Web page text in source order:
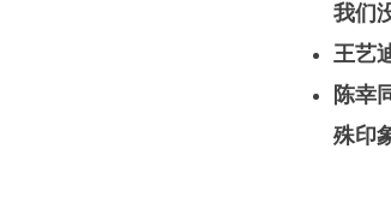
我们
王艺
陈幸
殊印